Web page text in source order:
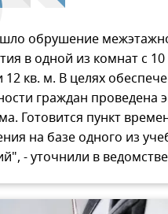
обрушение
в одной из комнат с
кв. м. В целях
граждан проведена
Готовится пункт
на базе одного из
- уточнили в